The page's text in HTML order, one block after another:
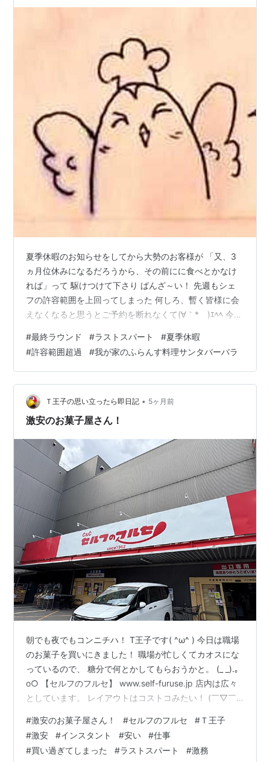
夏季休暇のお知らせをしてから大勢のお客様が 「又、3
ヵ月位休みになるだろうから、その前にに食べとかなけ
れば」って 駆けつけて下さり ばんざ～い！ 先週もシェ
フの許容範囲を上回ってしまった 何しろ、暫く皆様に会
えなくなると思うとご予約を断れなくて(∀｀*ゞ)ｴﾍﾍ 今週
月火水木 店は休んでいてもシェフの仕事には休みなし 月
曜は大掃除 昨日はパテシェYUKIと🚗仕入れ さぁ～今日
からは 仕込み内容 黒いツブツブはバニラビーンズ カス
タードクリームをつくるのかな？ ポタージュの裏ごし な
めらかなスープにするために何度も何度も裏ごし ブイヨ
ンを作…
#最終ラウンド #ラストスパート #夏季休暇
#許容範囲超過 #我が家のふらんす料理サンタバーバラ
Ｔ王子の思い立ったら即日記 • 5ヶ月前
激安のお菓子屋さん！
朝でも夜でもコンニチハ！ T王子です( ^ω^ ) 今日は職場
のお菓子を買いにきました！ 職場が忙しくてカオスにな
っているので、 糖分で何とかしてもらおうかと。 (_ _).｡
o○ 【セルフのフルセ】 www.self-furuse.jp 店内は広々
としています。 レイアウトはコストコみたい！ (￣▽￣)
す。 ↑懐かしいお菓子も！ ↑いつか食べてみたい ついつ
い買いすぎてしまいました。 (´⊙ω⊙`) これでも1週間も
つかどうか••• さて、ラストスパート！ みんなで頑張り
#激安のお菓子屋さん！ #セルフのフルセ #Ｔ王子
#激安 #インスタント #安い #仕事
#買い過ぎてしまった #ラストスパート #激務